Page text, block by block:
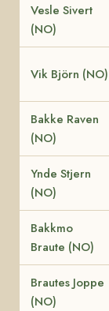
Vesle Sivert
(NO)
Vik Björn (NO)
Bakke Raven
(NO)
Ynde Stjern
(NO)
Bakkmo
Braute (NO)
Brautes Joppe
(NO)